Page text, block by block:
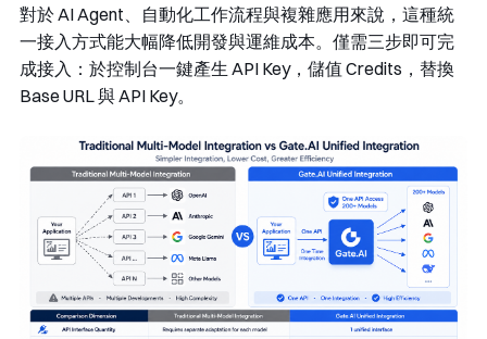
對於 AI Agent、自動化工作流程與複雜應用來說，這種統
一接入方式能大幅降低開發與運維成本。僅需三步即可完
成接入：於控制台一鍵產生 API Key，儲值 Credits，替換
Base URL 與 API Key。